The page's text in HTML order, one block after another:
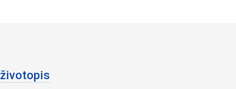
životopis